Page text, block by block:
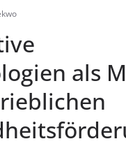
als